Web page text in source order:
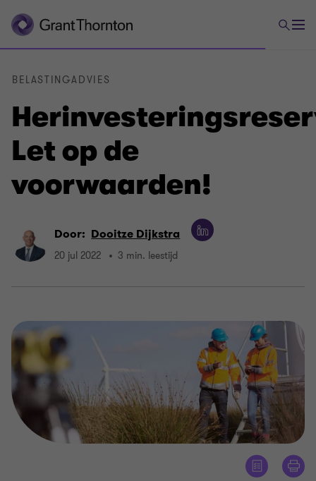
Let op de
voorwaarden!
BELASTINGADVIES
Door: Dooitze Dijkstra
20 jul 2022 3 min. leestijd